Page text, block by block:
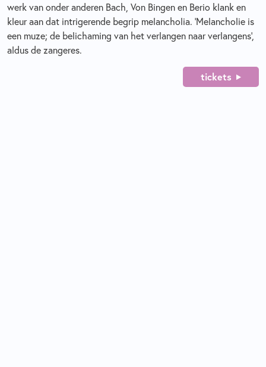
werk van onder anderen Bach, Von Bingen en Berio klank en
kleur aan dat intrigerende begrip melancholia. ‘Melancholie is
een muze; de belichaming van het verlangen naar verlangens’,
aldus de zangeres.
tickets